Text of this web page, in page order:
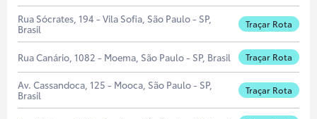
Rua Sócrates, 194 - Vila Sofia, São Paulo - SP,
Brasil
Traçar Rota
Rua Canário, 1082 - Moema, São Paulo - SP, Brasil Traçar Rota
Av. Cassandoca, 125 - Mooca, São Paulo - SP,
Brasil
Traçar Rota